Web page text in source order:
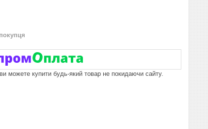
можете купити будь-який товар не покидаючи сайту.